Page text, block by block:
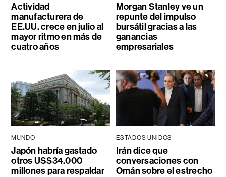
Actividad
manufacturera de
EE.UU. crece en julio al
mayor ritmo en más de
cuatro años
Morgan Stanley ve un
repunte del impulso
bursátil gracias a las
ganancias
empresariales
MUNDO
Japón habría gastado
otros US$34.000
millones para respaldar
ESTADOS UNIDOS
Irán dice que
conversaciones con
Omán sobre el estrecho